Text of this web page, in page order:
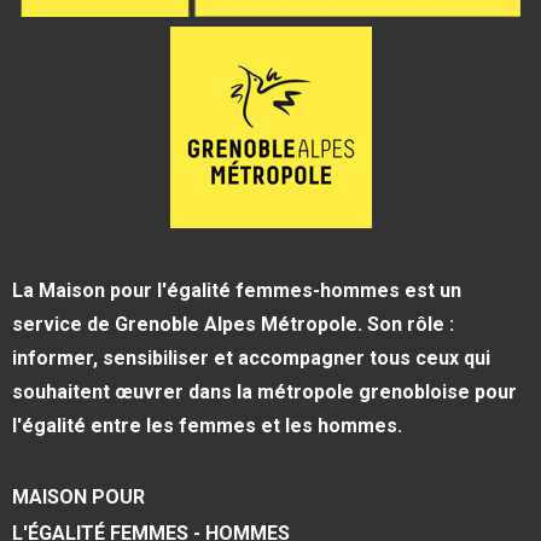
La Maison pour l'égalité femmes-hommes est un
service de Grenoble Alpes Métropole. Son rôle :
informer, sensibiliser et accompagner tous ceux qui
souhaitent œuvrer dans la métropole grenobloise pour
l'égalité entre les femmes et les hommes.
MAISON POUR
L'ÉGALITÉ FEMMES - HOMMES